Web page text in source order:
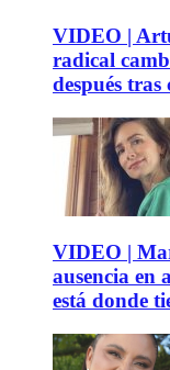
VIDEO |
radical
después
VIDEO |
ausencia en
está donde